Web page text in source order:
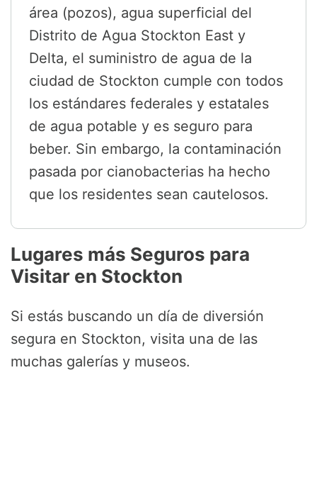
área (pozos), agua superficial del
Distrito de Agua Stockton East y
Delta, el suministro de agua de la
ciudad de Stockton cumple con todos
los estándares federales y estatales
de agua potable y es seguro para
beber. Sin embargo, la contaminación
pasada por cianobacterias ha hecho
que los residentes sean cautelosos.
Lugares más Seguros para
Visitar en Stockton
Si estás buscando un día de diversión
segura en Stockton, visita una de las
muchas galerías y museos.